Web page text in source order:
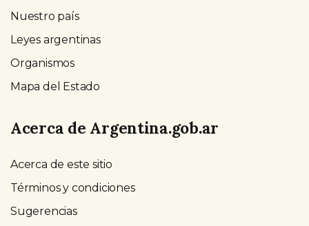
Nuestro país
Leyes argentinas
Organismos
Mapa del Estado
Acerca de Argentina.gob.ar
Acerca de este sitio
Términos y condiciones
Sugerencias